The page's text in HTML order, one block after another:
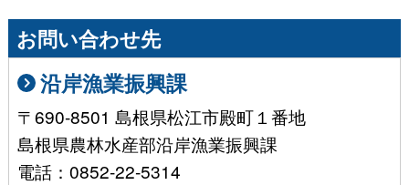
お問い合わせ先
沿岸漁業振興課
〒690-8501 島根県松江市殿町１番地
島根県農林水産部沿岸漁業振興課
電話：0852-22-5314